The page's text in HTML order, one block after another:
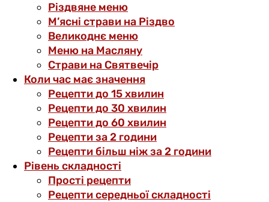
Різдвяне меню
М’ясні страви на Різдво
Великоднє меню
Меню на Масляну
Страви на Святвечір
Коли час має значення
Рецепти до 15 хвилин
Рецепти до 30 хвилин
Рецепти до 60 хвилин
Рецепти за 2 години
Рецепти більш ніж за 2 години
Рівень складності
Прості рецепти
Рецепти середньої складності